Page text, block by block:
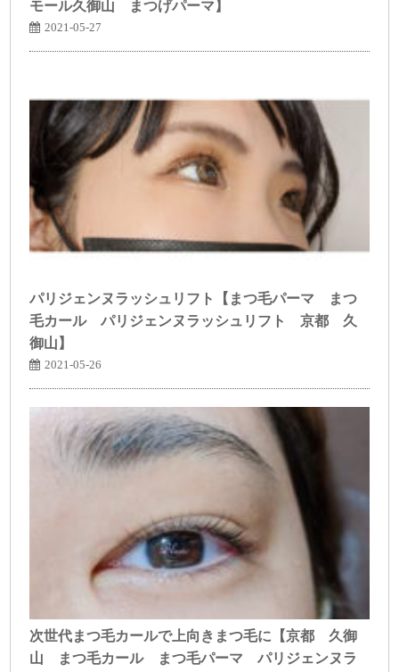
モール久御山 まつげパーマ】
2021-05-27
パリジェンヌラッシュリフト【まつ毛パーマ まつ
毛カール パリジェンヌラッシュリフト 京都 久
御山】
2021-05-26
次世代まつ毛カールで上向きまつ毛に【京都 久御
山 まつ毛カール まつ毛パーマ パリジェンヌラ